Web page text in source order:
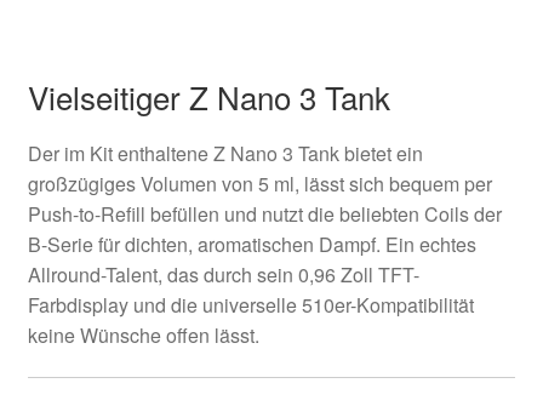
Vielseitiger Z Nano 3 Tank
Der im Kit enthaltene Z Nano 3 Tank bietet ein
großzügiges Volumen von 5 ml, lässt sich bequem per
Push-to-Refill befüllen und nutzt die beliebten Coils der
B-Serie für dichten, aromatischen Dampf. Ein echtes
Allround-Talent, das durch sein 0,96 Zoll TFT-
Farbdisplay und die universelle 510er-Kompatibilität
keine Wünsche offen lässt.